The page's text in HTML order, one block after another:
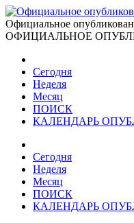
Официальное
ОФИЦИАЛЬНОЕ
Сегодня
Неделя
Месяц
ПОИСК
КАЛЕНДАРЬ
Сегодня
Неделя
Месяц
ПОИСК
КАЛЕНДАРЬ